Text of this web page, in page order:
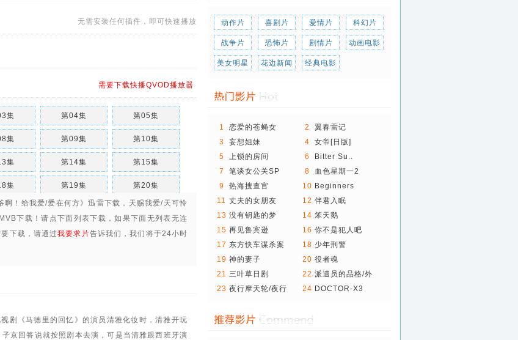
无需安装任何插件，即可快速播放
需要下载快播QVOD播放器
集 第04集 第05集
集 第09集 第10集
集 第14集 第15集
集 第19集 第20集
集 第24集 第25集
集 第29集 第30集
集 第49集 第50集
！给我爱/爱在何方》迅雷下载， 天赐我爱/天可怜
下载 ！请点下面列表下载，如果下面无列表无连
下载，请通过我要求片告诉我们，我们将于24小时
剧《马德里的回忆》的演员清雅化妆时，清雅开玩
京回答说就按照剧本去演，可是当清雅跟西班牙演
动作片 喜剧片 爱情片 科幻片
战争片 恐怖片 剧情片 动画电影
美女明星 花边新闻 经典电影
1 恋爱的苍蝇女 2
翼春雷记
3
妄想姐妹 4
女帝[日版]
5
上锁的房间 6
Bitter Su..
7
笔谈女公关SP 8
血色星期一2
9
热海搜查官 10 Beginners
11 丈夫的女朋友 12 伴君入眠
13 没有钥匙的梦 14 笨天鹅
15 再见鲁宾逊 16 你不是犯人吧
17 东方快车谋杀案
(日..
18 少年刑警
19 神的妻子 20 役者魂
21 三叶草日剧 22 派遣员的品格/外
派..
23 夜行摩天轮/夜行
24 DOCTOR-X3